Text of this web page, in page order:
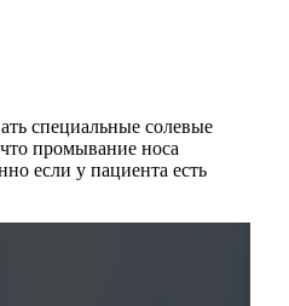
специальные солевые
промывание носа
если у пациента есть